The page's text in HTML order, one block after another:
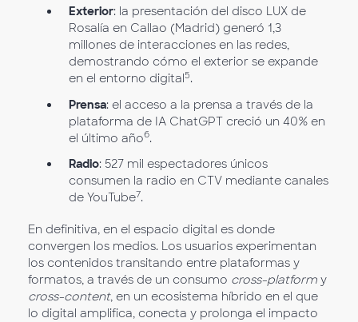
Exterior: la presentación del disco LUX de
Rosalía en Callao (Madrid) generó 1,3
millones de interacciones en las redes,
demostrando cómo el exterior se expande
en el entorno digital 5.
Prensa: el acceso a la prensa a través de la
plataforma de IA ChatGPT creció un 40% en
el último año6.
Radio: 527 mil espectadores únicos
consumen la radio en CTV mediante canales
de YouTube7.
En definitiva, en el espacio digital es donde
convergen los medios. Los usuarios experimentan
los contenidos transitando entre plataformas y
formatos, a través de un consumo cross-platform y
cross-content, en un ecosistema híbrido en el que
lo digital amplifica, conecta y prolonga el impacto